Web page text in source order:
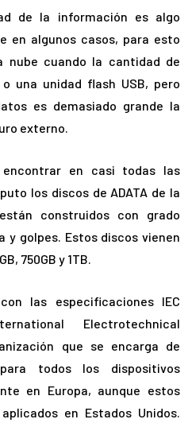
de la información es algo
en algunos casos, para esto
nube cuando la cantidad de
una unidad flash USB, pero
es demasiado grande la
externo.
en casi todas las
los discos de ADATA de la
construidos con grado
y golpes. Estos discos vienen
750GB y 1TB.
las especificaciones IEC
Electrotechnical
que se encarga de
todos los dispositivos
en Europa, aunque estos
en Estados Unidos.